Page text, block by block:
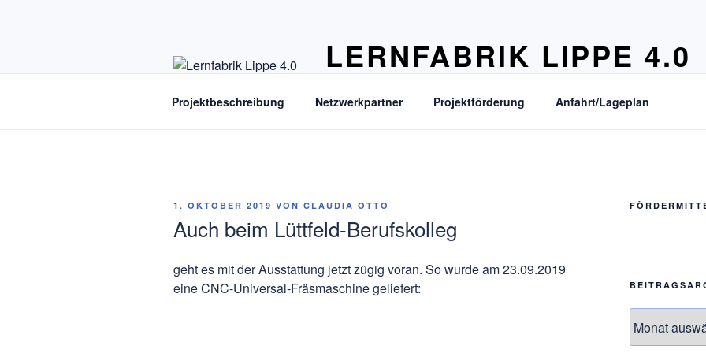
LERNFABRIK LIPPE 4.0
Projektbeschreibung Netzwerkpartner Projektförderung Anfahrt/Lageplan
VERÖFFENTLICHT
1. OKTOBER 2019 VON CLAUDIA OTTO
Auch beim Lüttfeld-Berufskolleg
geht es mit der Ausstattung jetzt zügig voran. So wurde am 23.09.2019
eine CNC-Universal-Fräsmaschine geliefert: